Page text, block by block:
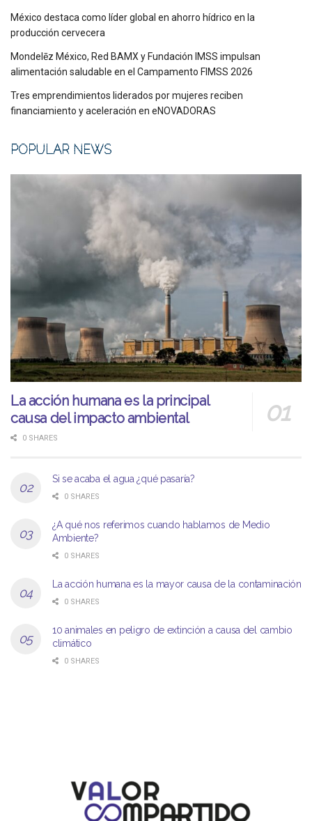
México destaca como líder global en ahorro hídrico en la
producción cervecera
Mondelēz México, Red BAMX y Fundación IMSS impulsan
alimentación saludable en el Campamento FIMSS 2026
Tres emprendimientos liderados por mujeres reciben
financiamiento y aceleración en eNOVADORAS
POPULAR NEWS
La acción humana es la principal
causa del impacto ambiental
0 SHARES
Si se acaba el agua ¿qué pasaría?
0 SHARES
¿A qué nos referimos cuando hablamos de Medio
Ambiente?
0 SHARES
La acción humana es la mayor causa de la contaminación
0 SHARES
10 animales en peligro de extinción a causa del cambio
climático
0 SHARES